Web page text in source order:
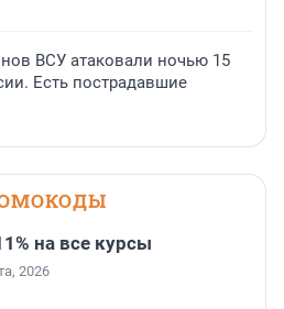
ВСУ атаковали ночью 15
Есть пострадавшие
на все курсы
2026